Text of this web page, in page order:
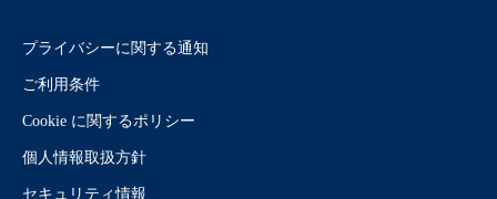
プライバシーに関する通知
ご利用条件
Cookie に関するポリシー
個人情報取扱方針
セキュリティ情報